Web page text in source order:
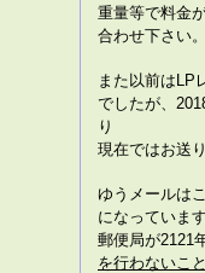
重量等で料金
合わせ下さい。
また以前はLP
でしたが、
り
現在ではお送
ゆうメールは
になっています
郵便局が2121
を行わないこ